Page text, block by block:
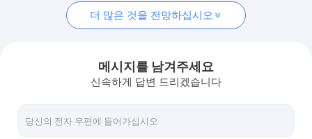
생분해 가능한 슬라이드 지프백
생물 분해 가능한 메일 봉지
미생물에 의해 분해된 쇼핑 가방
더 많은 것을 전망하십시오
메시지를 남겨주세요
신속하게 답변 드리겠습니다